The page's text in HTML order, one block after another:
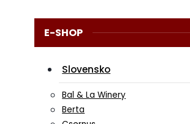
E-SHOP
Slovensko
Bal & La Winery
Berta